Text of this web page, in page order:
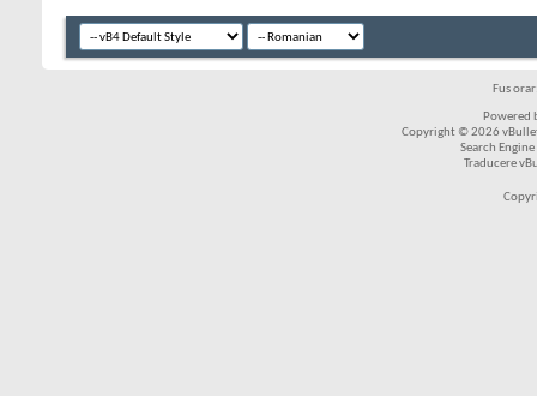
Fus
Powered
Copyright © 2026
Search
Traducere